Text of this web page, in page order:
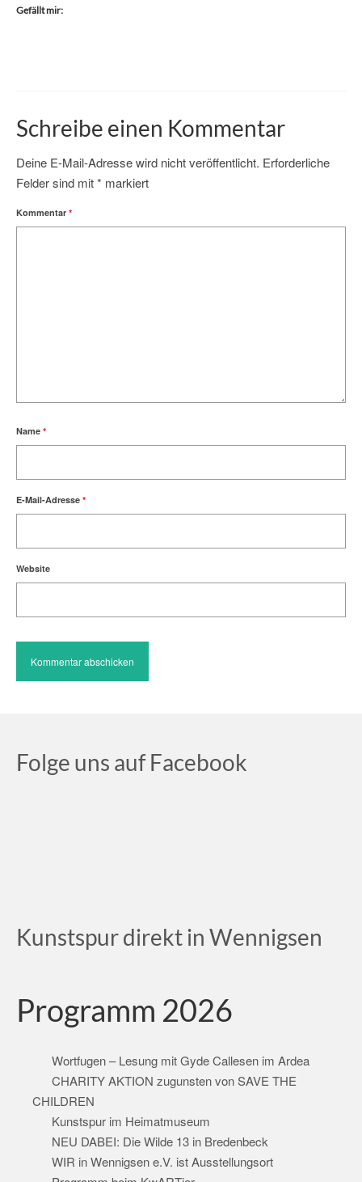
Gefällt mir:
Schreibe einen Kommentar
Deine E-Mail-Adresse wird nicht veröffentlicht. Erforderliche
Felder sind mit* markiert
Kommentar *
Name *
E-Mail-Adresse *
Website
Folge uns auf Facebook
Kunstspur direkt in Wennigsen
Programm 2026
Wortfugen – Lesung mit Gyde Callesen im Ardea
CHARITY AKTION zugunsten von SAVE THE
CHILDREN
Kunstspur im Heimatmuseum
NEU DABEI: Die Wilde 13 in Bredenbeck
WIR in Wennigsen e.V. ist Ausstellungsort